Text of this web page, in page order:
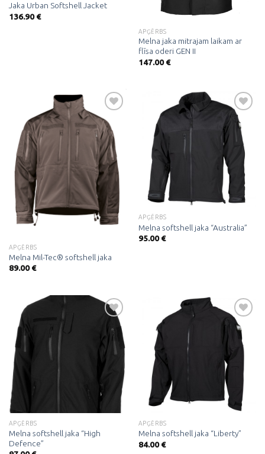
Jaka Urban Softshell Jacket
136.90€
APĢĒRBS
Melna jaka mitrajam laikam ar
flīsa oderi GEN II
147.00€
Pievienot
vēlmju
sarakstam
APĢĒRBS
Melna Mil-Tec® softshell jaka
89.00€
Pievienot
vēlmju
sarakstam
APĢĒRBS
Melna softshell jaka “Australia”
95.00€
Pievienot
vēlmju
sarakstam
APĢĒRBS
Melna softshell jaka “High
Defence”
Pievienot
vēlmju
sarakstam
APĢĒRBS
Melna softshell jaka “Liberty”
84.00€